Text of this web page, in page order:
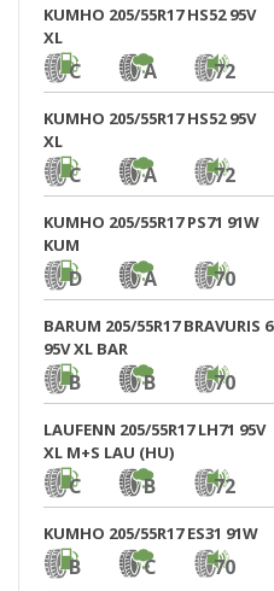
KUMHO 205/55R17 HS52 95V
XL
C A 72
KUMHO 205/55R17 HS52 95V
XL
C A 72
KUMHO 205/55R17 PS71 91W
KUM
D A 70
BARUM 205/55R17 BRAVURIS 6
95V XL BAR
B B 70
LAUFENN 205/55R17 LH71 95V
XL M+S LAU (HU)
C B 72
KUMHO 205/55R17 ES31 91W
B C 70